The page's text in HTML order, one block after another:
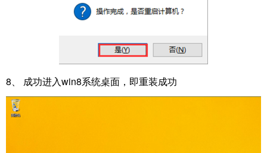
8、 成功进入win8系统桌面，即重装成功